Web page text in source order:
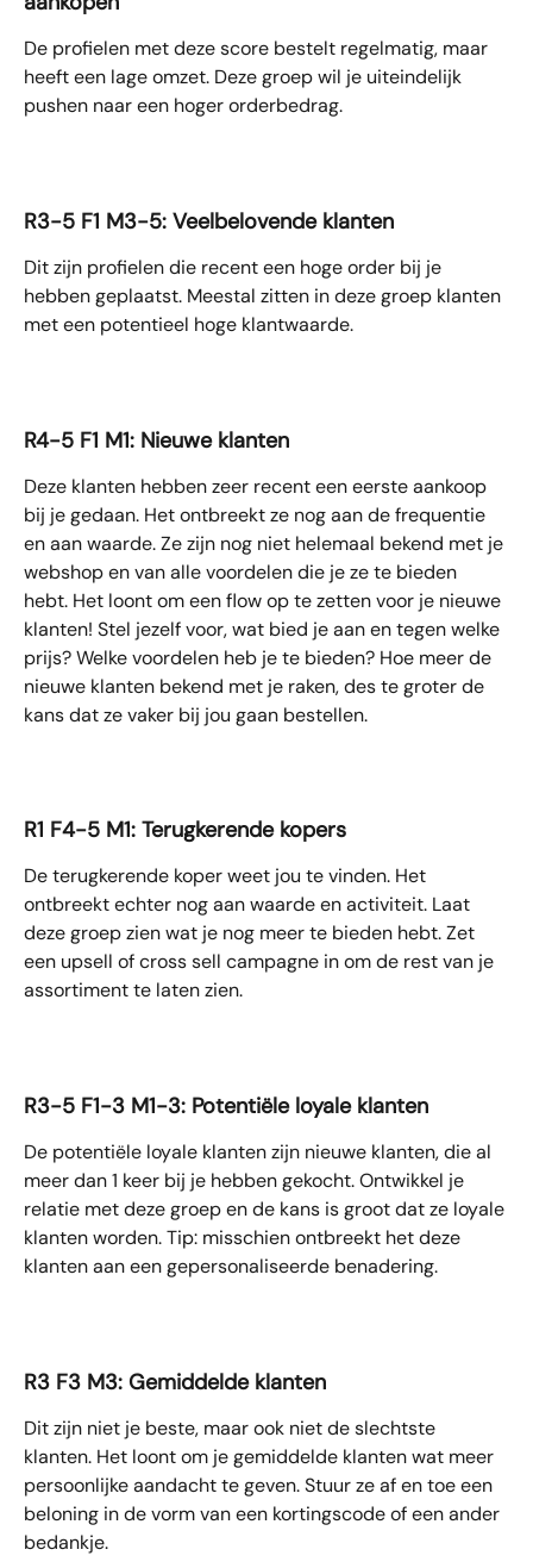
De profielen met deze score bestelt regelmatig, maar
heeft een lage omzet. Deze groep wil je uiteindelijk
pushen naar een hoger orderbedrag.
R3-5 F1 M3-5: Veelbelovende klanten
Dit zijn profielen die recent een hoge order bij je
hebben geplaatst. Meestal zitten in deze groep klanten
met een potentieel hoge klantwaarde.
R4-5 F1 M1: Nieuwe klanten
Deze klanten hebben zeer recent een eerste aankoop
bij je gedaan. Het ontbreekt ze nog aan de frequentie
en aan waarde. Ze zijn nog niet helemaal bekend met je
webshop en van alle voordelen die je ze te bieden
hebt. Het loont om een flow op te zetten voor je nieuwe
klanten! Stel jezelf voor, wat bied je aan en tegen welke
prijs? Welke voordelen heb je te bieden? Hoe meer de
nieuwe klanten bekend met je raken, des te groter de
kans dat ze vaker bij jou gaan bestellen.
R1 F4-5 M1: Terugkerende kopers
De terugkerende koper weet jou te vinden. Het
ontbreekt echter nog aan waarde en activiteit. Laat
deze groep zien wat je nog meer te bieden hebt. Zet
een upsell of cross sell campagne in om de rest van je
assortiment te laten zien.
R3-5 F1-3 M1-3: Potentiële loyale klanten
De potentiële loyale klanten zijn nieuwe klanten, die al
meer dan 1 keer bij je hebben gekocht. Ontwikkel je
relatie met deze groep en de kans is groot dat ze loyale
klanten worden. Tip: misschien ontbreekt het deze
klanten aan een gepersonaliseerde benadering.
R3 F3 M3: Gemiddelde klanten
Dit zijn niet je beste, maar ook niet de slechtste
klanten. Het loont om je gemiddelde klanten wat meer
persoonlijke aandacht te geven. Stuur ze af en toe een
beloning in de vorm van een kortingscode of een ander
bedankje.